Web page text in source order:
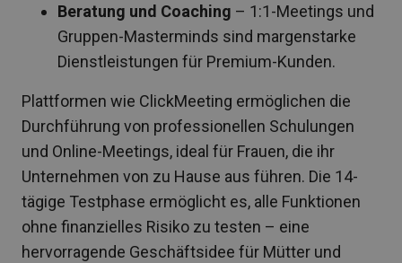
Beratung und Coaching – 1:1-Meetings und
Gruppen-Masterminds sind margenstarke
Dienstleistungen für Premium-Kunden.
Plattformen wie ClickMeeting ermöglichen die
Durchführung von professionellen Schulungen
und Online-Meetings, ideal für Frauen, die ihr
Unternehmen von zu Hause aus führen. Die 14-
tägige Testphase ermöglicht es, alle Funktionen
ohne finanzielles Risiko zu testen – eine
hervorragende Geschäftsidee für Mütter und